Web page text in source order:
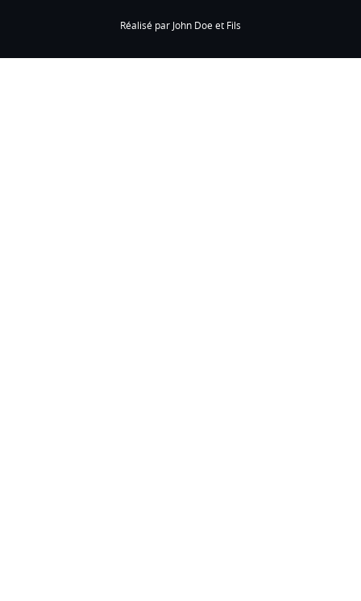
Réalisé par John Doe et Fils